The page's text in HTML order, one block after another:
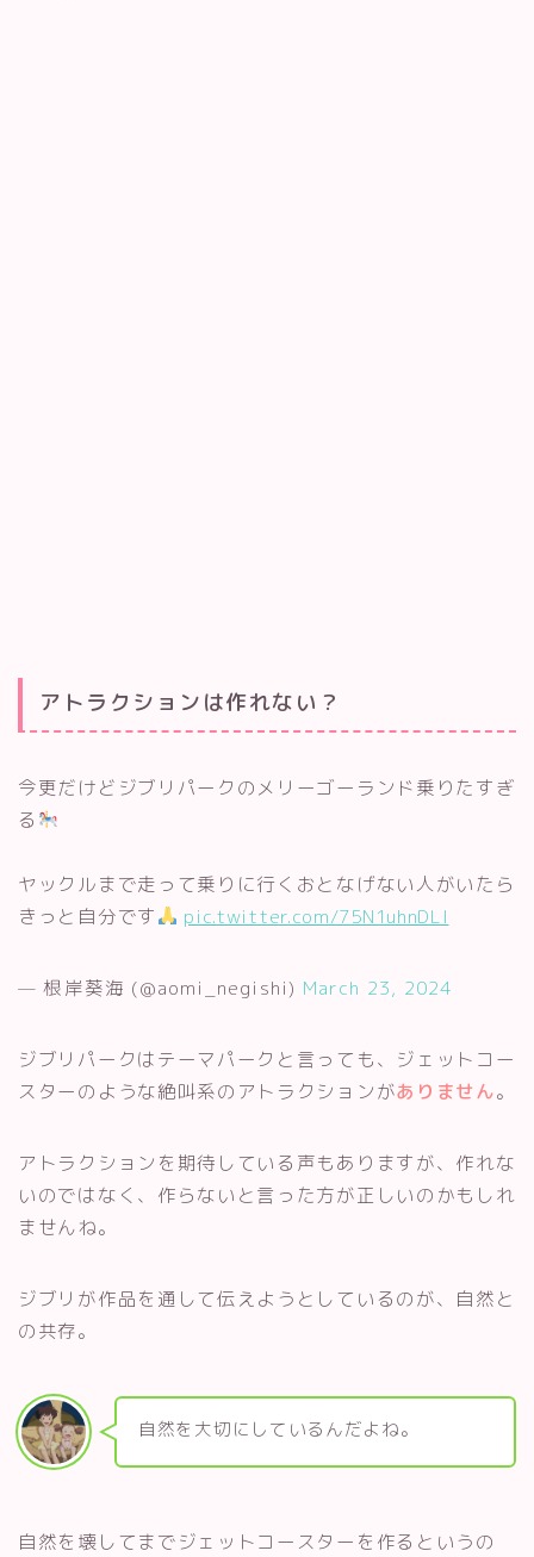
アトラクションは作れない？
今更だけどジブリパークのメリーゴーランド乗りたすぎ
る
ヤックルまで走って乗りに行くおとなげない人がいたら
きっと自分です
pic.twitter.com/75N1uhnDLl
— 根岸葵海 (@aomi_negishi) March 23, 2024
ジブリパークはテーマパークと言っても、ジェットコー
スターのような絶叫系のアトラクションがありません。
アトラクションを期待している声もありますが、作れな
いのではなく、作らないと言った方が正しいのかもしれ
ませんね。
ジブリが作品を通して伝えようとしているのが、自然と
の共存。
自然を大切にしているんだよね。
自然を壊してまでジェットコースターを作るというの